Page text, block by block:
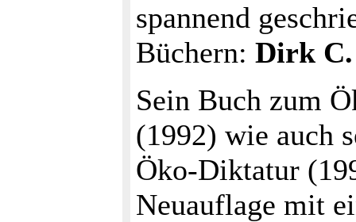
spannend
Büchern: Dirk
Sein Buch zum
(1992) wie auch
Öko-Diktatur
Neuauflage mit